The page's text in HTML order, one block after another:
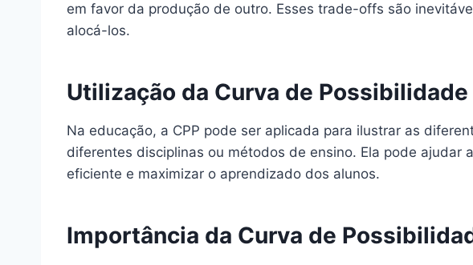
em favor da produção de outro. Esses trade-offs são
alocá-los.
Utilização da Curva de
Na educação, a CPP pode ser aplicada para ilustrar as
diferentes disciplinas ou métodos de ensino. Ela pode
eficiente e maximizar o aprendizado dos alunos.
Importância da Curva de